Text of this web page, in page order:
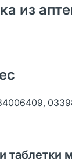
из
таблетки